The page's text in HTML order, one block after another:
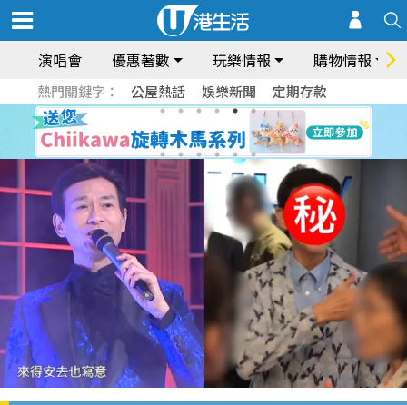
演唱會 優惠著數 玩樂情報 購物情報
熱門關鍵字： 公屋熱話 娛樂新聞 定期存款